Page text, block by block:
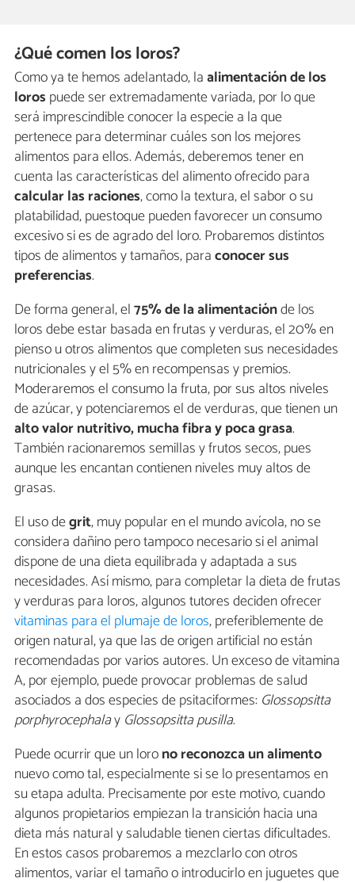
¿Qué comen los loros?
Como ya te hemos adelantado, laalimentación de los
loros puede ser extremadamente variada, por lo que
será imprescindible conocer la especie a la que
pertenece para determinar cuáles son los mejores
alimentos para ellos. Además, deberemos tener en
cuenta las características del alimento ofrecido para
calcular las raciones, como la textura, el sabor o su
platabilidad, puestoque pueden favorecer un consumo
excesivo si es de agrado del loro. Probaremos distintos
tipos de alimentos y tamaños, paraconocer sus
preferencias.
De forma general, el75% de la alimentaciónde los
loros debe estar basada en frutas y verduras, el 20% en
pienso u otros alimentos que completen sus necesidades
nutricionales y el 5% en recompensas y premios.
Moderaremos el consumo la fruta, por sus altos niveles
de azúcar, y potenciaremos el de verduras, que tienen un
alto valor nutritivo, mucha fibra y poca grasa.
También racionaremos semillas y frutos secos, pues
aunque les encantan contienen niveles muy altos de
grasas.
El uso degrit, muy popular en el mundo avícola, no se
considera dañino pero tampoco necesario si el animal
dispone de una dieta equilibrada y adaptada a sus
necesidades. Así mismo, para completar la dieta de frutas
y verduras para loros, algunos tutores deciden ofrecer
vitaminas para el plumaje de loros, preferiblemente de
origen natural, ya que las de origen artificial no están
recomendadas por varios autores. Un exceso de vitamina
A, por ejemplo, puede provocar problemas de salud
asociados a dos especies de psitaciformes: Glossopsitta
porphyrocephalay Glossopsitta pusilla.
Puede ocurrir que un lorono reconozca un alimento
nuevo como tal, especialmente si se lo presentamos en
su etapa adulta. Precisamente por este motivo, cuando
algunos propietarios empiezan la transición hacia una
dieta más natural y saludable tienen ciertas dificultades.
En estos casos probaremos a mezclarlo con otros
alimentos, variar el tamaño o introducirlo en juguetes que